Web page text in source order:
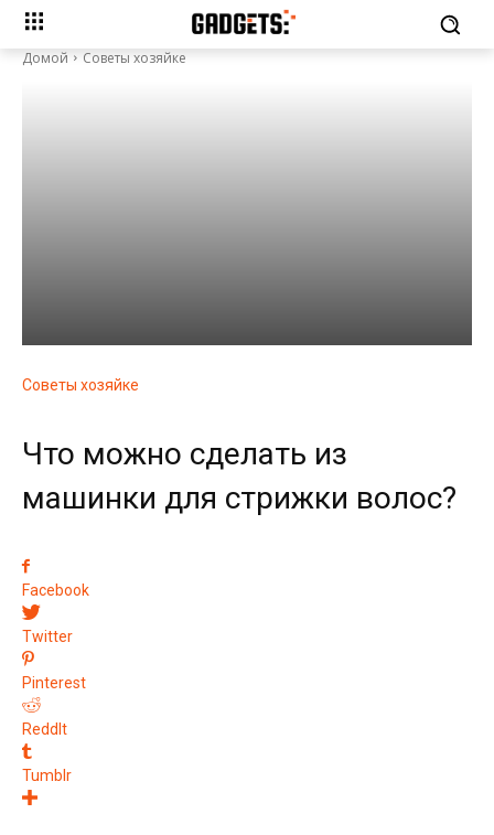
Домой Советы хозяйке
Советы хозяйке
Что можно сделать из
машинки для стрижки волос?
Facebook
Twitter
Pinterest
ReddIt
Tumblr